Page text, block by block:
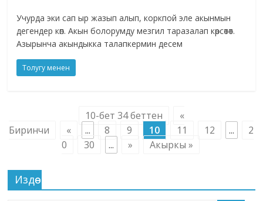
Учурда эки сап ыр жазып алып, коркпой эле акынмын
дегендер көп. Акын болорумду мезгил таразалап көрсөтөт.
Азырынча акындыкка талапкермин десем
Толугу менен
10-бет 34 беттен
«
Биринчи
« ... 8 9 10 11 12 ...
2
0
30 ... » Акыркы »
Издөө